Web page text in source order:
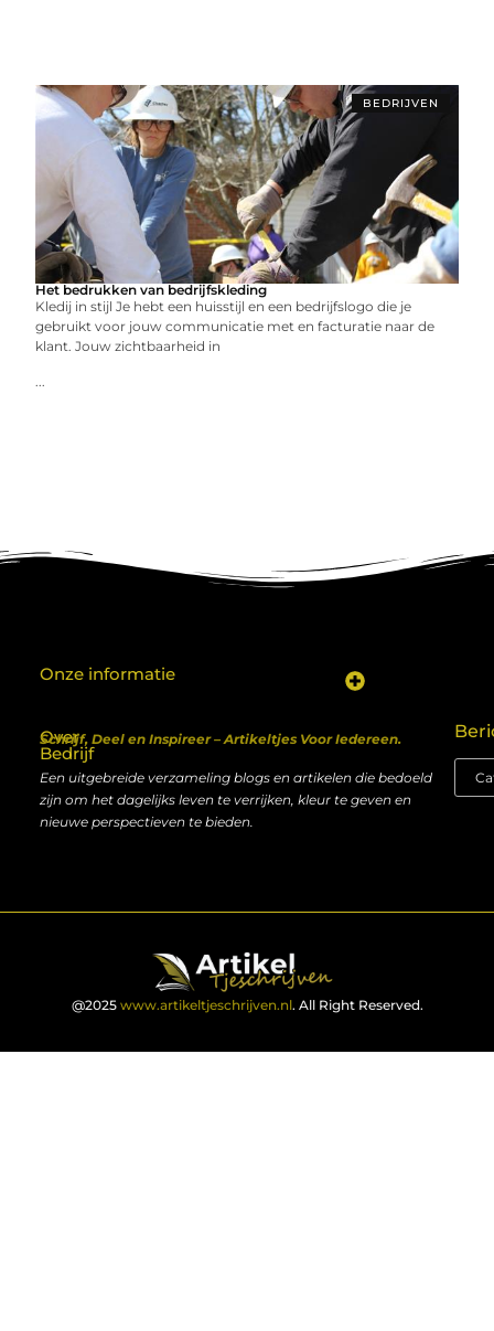
BEDRIJVEN
Het bedrukken van bedrijfskleding
Kledij in stijl Je hebt een huisstijl en een bedrijfslogo die je
gebruikt voor jouw communicatie met en facturatie naar de
klant. Jouw zichtbaarheid in
...
Over
Bedrijf
Schrijf, Deel en Inspireer – Artikeltjes Voor Iedereen.
Een uitgebreide verzameling blogs en artikelen die bedoeld
zijn om het dagelijks leven te verrijken, kleur te geven en
nieuwe perspectieven te bieden.
Onze informatie
@2025 www.artikeltjeschrijven.nl. All Right Reserved.